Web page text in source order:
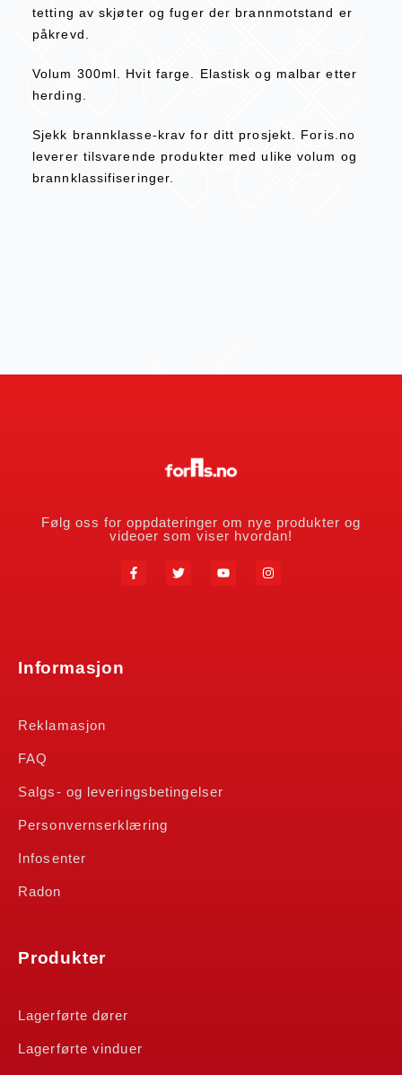
tetting av skjøter og fuger der brannmotstand er
påkrevd.
Volum 300ml. Hvit farge. Elastisk og malbar etter
herding.
Sjekk brannklasse-krav for ditt prosjekt. Foris.no
leverer tilsvarende produkter med ulike volum og
brannklassifiseringer.
Følg oss for oppdateringer om nye produkter og
videoer som viser hvordan!
Informasjon
Reklamasjon
FAQ
Salgs- og leveringsbetingelser
Personvernserklæring
Infosenter
Radon
Produkter
Lagerførte dører
Lagerførte vinduer